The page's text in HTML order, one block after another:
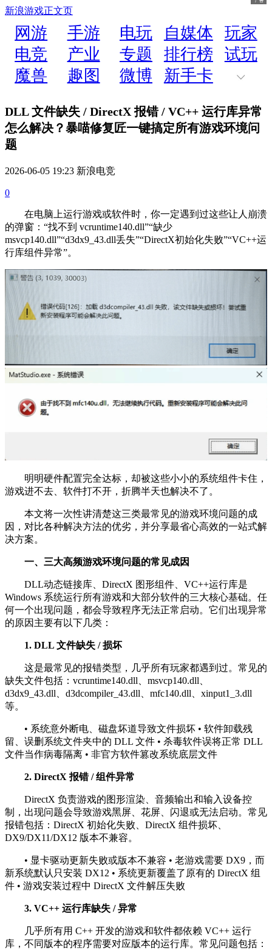
新浪游戏正文页
网游 手游 电玩 自媒体
玩家
电竞
产业 专题 排行榜
试玩
魔兽
趣图 微博 新手卡
DLL 文件缺失 / DirectX 报错 / VC++ 运行库异常
怎么解决？暴喵修复匠一键搞定所有游戏环境问
题
2026-06-05 19:23 新浪电竞
0
在电脑上运行游戏或软件时，你一定遇到过这些让人崩溃
的弹窗：“找不到 vcruntime140.dll”“缺少
msvcp140.dll”“d3dx9_43.dll丢失”“DirectX初始化失败”“VC++运
行库组件异常”。
明明硬件配置完全达标，却被这些小小的系统组件卡住，
游戏进不去、软件打不开，折腾半天也解决不了。
本文将一次性讲清楚这三类最常见的游戏环境问题的成
因，对比各种解决方法的优劣，并分享最省心高效的一站式解
决方案。
一、三大高频游戏环境问题的常见成因
DLL动态链接库、DirectX 图形组件、VC++运行库是
Windows 系统运行所有游戏和大部分软件的三大核心基础。任
何一个出现问题，都会导致程序无法正常启动。它们出现异常
的原因主要有以下几类：
1. DLL 文件缺失 / 损坏
这是最常见的报错类型，几乎所有玩家都遇到过。常见的
缺失文件包括：vcruntime140.dll、msvcp140.dll、
d3dx9_43.dll、d3dcompiler_43.dll、mfc140.dll、xinput1_3.dll
等。
• 系统意外断电、磁盘坏道导致文件损坏 • 软件卸载残
留、误删系统文件夹中的 DLL 文件 • 杀毒软件误将正常 DLL
文件当作病毒隔离 • 非官方软件篡改系统底层文件
2. DirectX 报错 / 组件异常
DirectX 负责游戏的图形渲染、音频输出和输入设备控
制，出现问题会导致游戏黑屏、花屏、闪退或无法启动。常见
报错包括：DirectX 初始化失败、DirectX 组件损坏、
DX9/DX11/DX12 版本不兼容。
• 显卡驱动更新失败或版本不兼容 • 老游戏需要 DX9，而
新系统默认只安装 DX12 • 系统更新覆盖了原有的 DirectX 组
件 • 游戏安装过程中 DirectX 文件解压失败
3. VC++ 运行库缺失 / 异常
几乎所有用 C++ 开发的游戏和软件都依赖 VC++ 运行
库，不同版本的程序需要对应版本的运行库。常见问题包括：